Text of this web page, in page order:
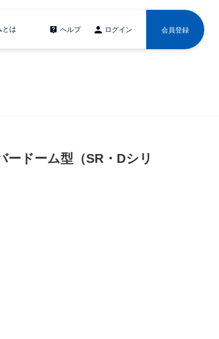
とは ヘルプ ログイン 会員登録
ードーム型（SR・Dシリ